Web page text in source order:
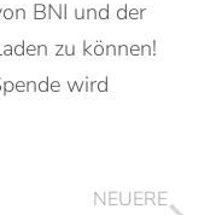
BNI und der
zu können!
wird
NEUERE